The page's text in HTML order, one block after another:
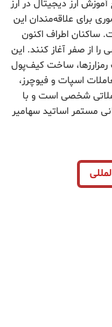
ارز دیجیتال در ارز
برای علاقه‌مندان این
ساکنان اطراف اکنون
را از صفر آغاز کنند. این
رمزارزها، ساخت کیف‌پول
اسپات و فیوچرز،
شخصی است و با
مستمر اساتید سهامیر